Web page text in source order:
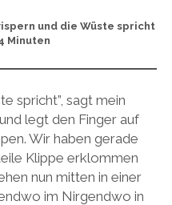
und die Wüste spricht
Minuten
spricht”, sagt mein
legt den Finger auf
Wir haben gerade
Klippe erklommen
nun mitten in einer
im Nirgendwo in